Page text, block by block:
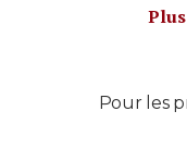
Pour les